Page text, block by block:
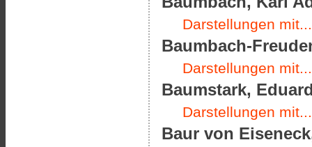
Darstellungen mit...
Baumbach-
Darstellungen mit...
Baumstark,
Darstellungen mit...
Baur von